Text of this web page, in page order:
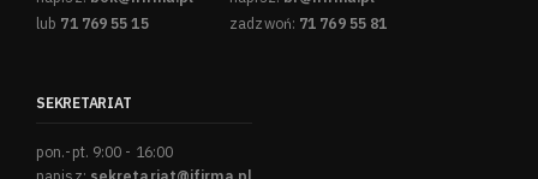
lub 71 769 55 15
zadzwoń: 71 769 55 81
SEKRETARIAT
pon.-pt. 9:00 - 16:00